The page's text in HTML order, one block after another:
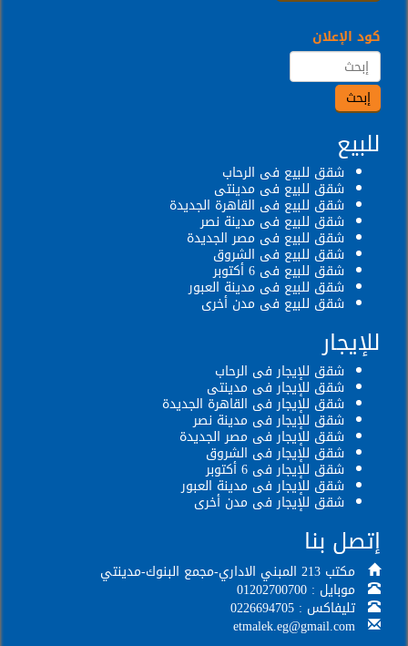
كود الإعلان
للبيع
شقق للبيع فى الرحاب
شقق للبيع فى مدينتى
شقق للبيع فى القاهرة الجديدة
شقق للبيع فى مدينة نصر
شقق للبيع فى مصر الجديدة
شقق للبيع فى الشروق
شقق للبيع فى 6 أكتوبر
شقق للبيع فى مدينة العبور
شقق للبيع فى مدن أخرى
للإيجار
شقق للإيجار فى الرحاب
شقق للإيجار فى مدينتى
شقق للإيجار فى القاهرة الجديدة
شقق للإيجار فى مدينة نصر
شقق للإيجار فى مصر الجديدة
شقق للإيجار فى الشروق
شقق للإيجار فى 6 أكتوبر
شقق للإيجار فى مدينة العبور
شقق للإيجار فى مدن أخرى
إتصل بنا
مكتب 213 المبني الاداري-مجمع البنوك-مدينتي
موبايل : 01202700700
تليفاكس : 0226694705
etmalek.eg@gmail.com